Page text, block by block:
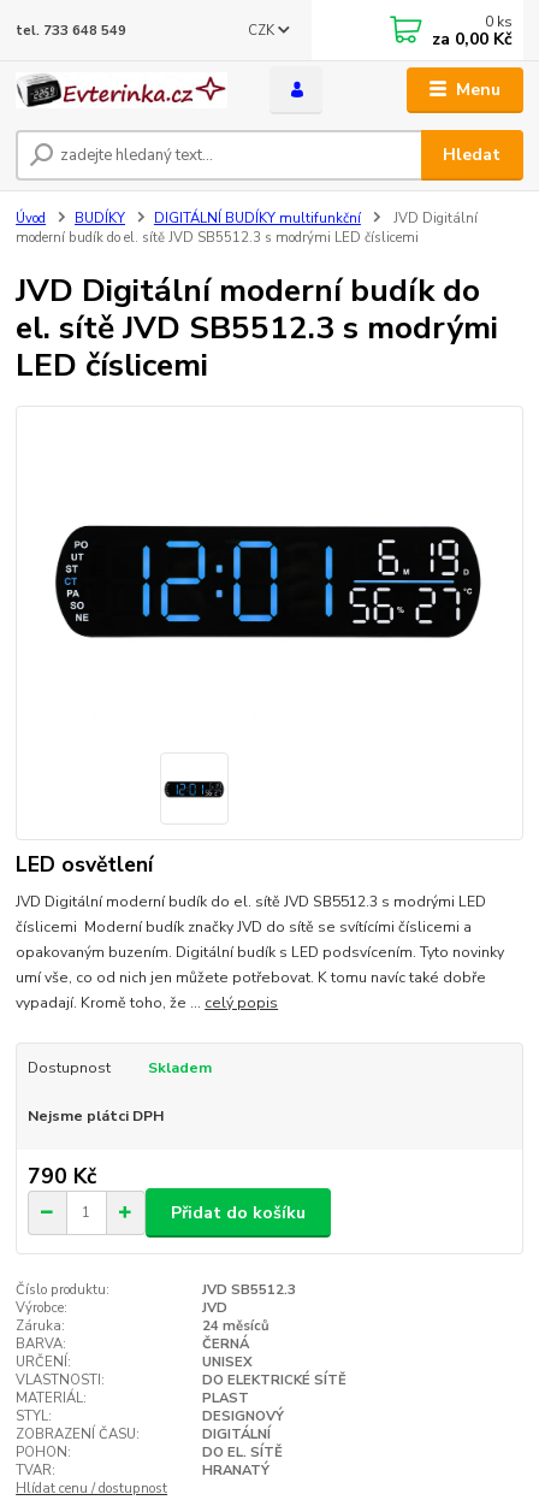
Menu
CZK
Hledat
tel. 733 648 549 0 ks
za 0,00 Kč
Úvod BUDÍKY DIGITÁLNÍ BUDÍKY multifunkční
JVD Digitální
moderní budík do el. sítě JVD SB5512.3 s modrými LED číslicemi
JVD Digitální moderní budík do
el. sítě JVD SB5512.3 s modrými
LED číslicemi
LED osvětlení
JVD Digitální moderní budík do el. sítě JVD SB5512.3 s modrými LED
číslicemi Moderní budík značky JVD do sítě se svítícími číslicemi a
opakovaným buzením. Digitální budík s LED podsvícením. Tyto novinky
umí vše, co od nich jen můžete potřebovat. K tomu navíc také dobře
vypadají. Kromě toho, že ... celý popis
Dostupnost Skladem
Nejsme plátci DPH
790 Kč
Přidat do košíku
Číslo produktu:
JVD SB5512.3
Výrobce:
JVD
Záruka:
24 měsíců
BARVA:
ČERNÁ
URČENÍ:
UNISEX
VLASTNOSTI:
DO ELEKTRICKÉ SÍTĚ
MATERIÁL:
PLAST
STYL:
DESIGNOVÝ
ZOBRAZENÍ ČASU:
DIGITÁLNÍ
POHON:
DO EL. SÍTĚ
TVAR:
HRANATÝ
Hlídat cenu / dostupnost